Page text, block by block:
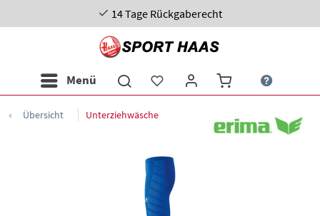
14 Tage Rückgaberecht
Menü
Übersicht Unterziehwäsche